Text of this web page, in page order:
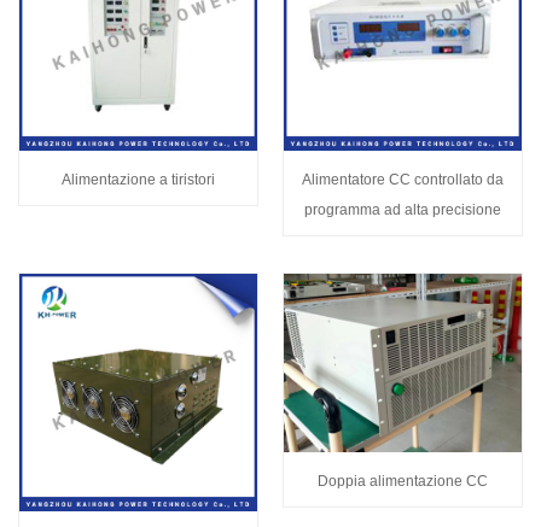
Alimentazione a tiristori
Alimentatore CC controllato da
programma ad alta precisione
Doppia alimentazione CC